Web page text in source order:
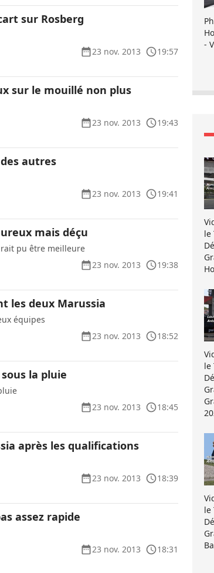
sur Rosberg
23 nov. 2013
19:57
sur le mouillé non plus
23 nov. 2013
19:43
autres
23 nov. 2013
19:41
mais déçu
pu être meilleure
23 nov. 2013
19:38
les deux Marussia
équipes
23 nov. 2013
18:52
la pluie
23 nov. 2013
18:45
après les qualifications
23 nov. 2013
18:39
assez rapide
23 nov. 2013
18:31
-
le
le
le